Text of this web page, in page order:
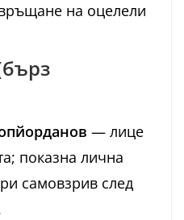
на оцелели
— лице
показна лична
самовзрив след